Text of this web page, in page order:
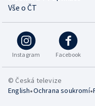
Vše o ČT
Instagram Facebook
© Česká televize
English•Ochrana soukromí•